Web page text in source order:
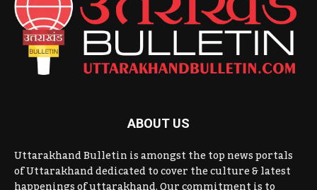
ABOUT US
Uttarakhand Bulletin is amongst the top news portals
of Uttarakhand dedicated to cover the culture & latest